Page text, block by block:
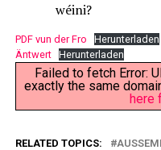
wéini?
PDF vun der Fro
Herunterladen
Äntwert
Herunterladen
Failed to fetch Error:
exactly the same
here
RELATED TOPICS: